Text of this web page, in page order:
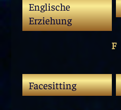
Englische
Erziehung
F
Facesitting